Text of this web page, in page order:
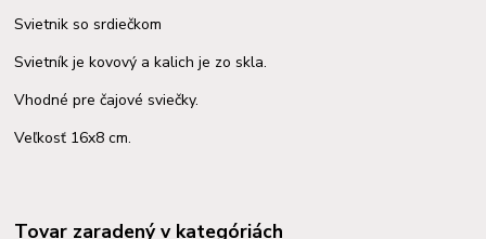
Svietnik so srdiečkom
Svietník je kovový a kalich je zo skla.
Vhodné pre čajové sviečky.
Veľkosť 16x8 cm.
Tovar zaradený v kategóriách